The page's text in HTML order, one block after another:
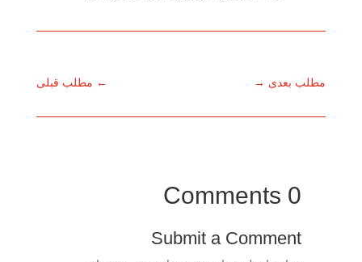
← مطلب قبلی مطلب بعدی →
0 Comments
Submit a Comment